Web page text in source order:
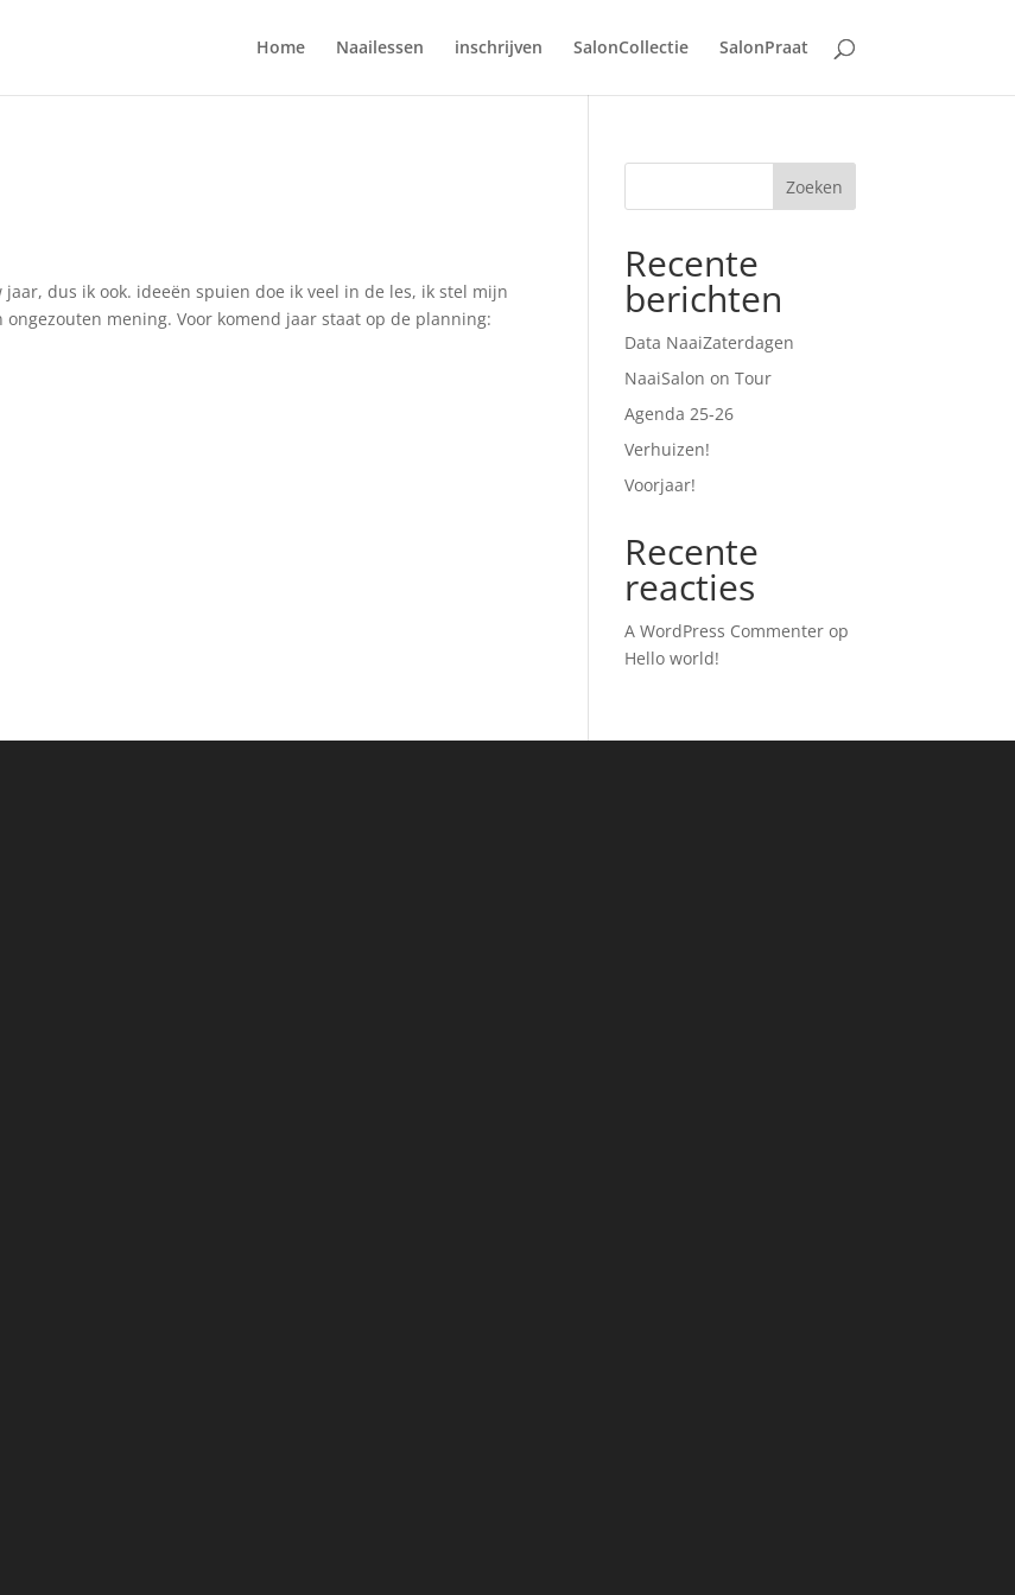
Home Naailessen inschrijven SalonCollectie SalonPraat
dus ik ook. ideeën spuien doe ik veel in de les, ik stel mijn
mening. Voor komend jaar staat op de planning:
Recente
berichten
Data NaaiZaterdagen
NaaiSalon on Tour
Agenda 25-26
Verhuizen!
Voorjaar!
Recente
reacties
A WordPress Commenter op
Hello world!